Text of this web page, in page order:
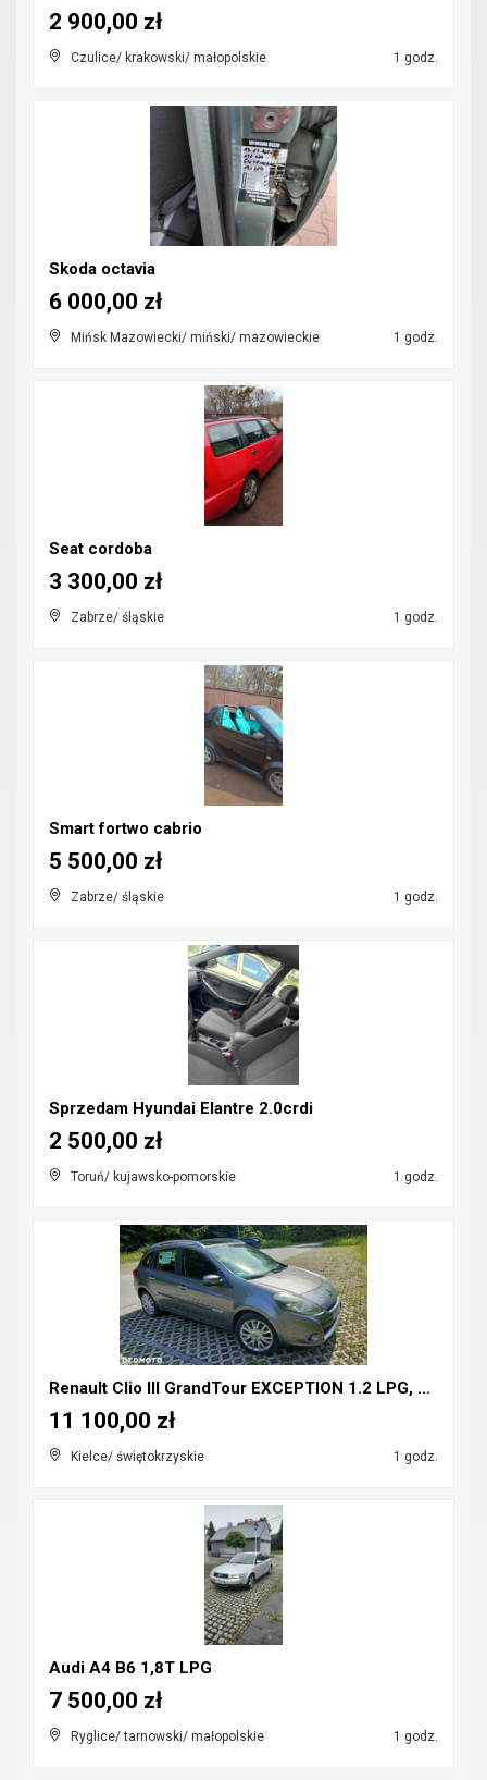
Czulice/ krakowski/ małopolskie 1 godz.
2 900,00 zł
Skoda octavia
Mińsk Mazowiecki/ miński/ mazowieckie 1 godz.
6 000,00 zł
Seat cordoba
Zabrze/ śląskie 1 godz.
3 300,00 zł
Smart fortwo cabrio
Zabrze/ śląskie 1 godz.
5 500,00 zł
Sprzedam Hyundai Elantre 2.0crdi
Toruń/ kujawsko-pomorskie 1 godz.
2 500,00 zł
Renault Clio III GrandTour EXCEPTION 1.2 LPG, klim...
Kielce/ świętokrzyskie 1 godz.
11 100,00 zł
Audi A4 B6 1,8T LPG
Ryglice/ tarnowski/ małopolskie 1 godz.
7 500,00 zł